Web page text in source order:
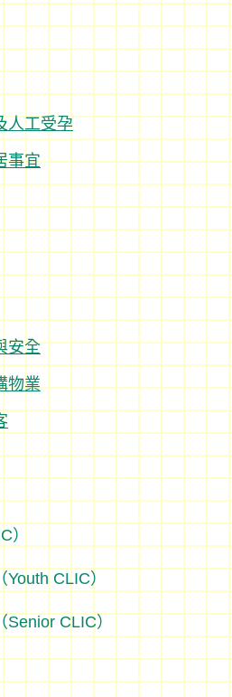
人工受孕
事宜
安全
物業
）
CLIC）
CLIC）